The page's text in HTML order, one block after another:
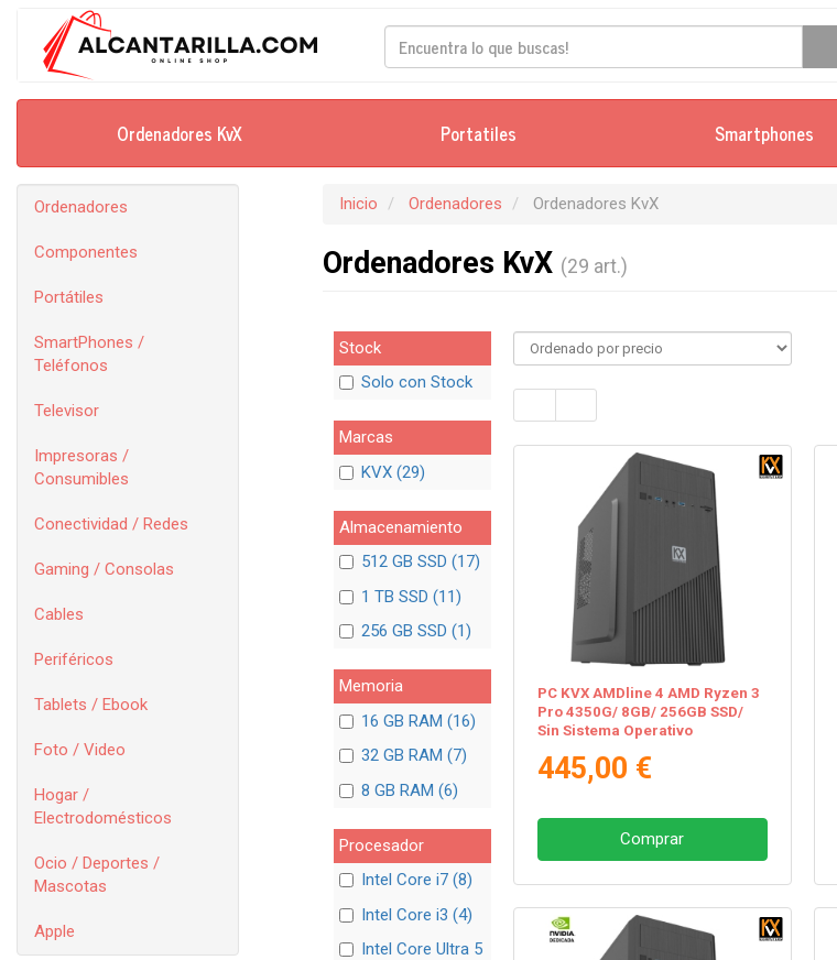
Ordenadores KvX Portatiles Smartphones
Ordenadores
Componentes
Portátiles
SmartPhones /
Teléfonos
Televisor
Impresoras /
Consumibles
Conectividad / Redes
Gaming / Consolas
Cables
Periféricos
Tablets / Ebook
Foto / Video
Hogar /
Electrodomésticos
Ocio / Deportes /
Mascotas
Apple
Inicio Ordenadores Ordenadores KvX
Ordenadores KvX (29 art.)
Stock
Solo con Stock
Marcas
KVX (29)
Almacenamiento
512 GB SSD (17)
1 TB SSD (11)
256 GB SSD (1)
Memoria
16 GB RAM (16)
32 GB RAM (7)
8 GB RAM (6)
Procesador
Intel Core i7 (8)
Intel Core i3 (4)
Intel Core Ultra 5
PC KVX AMDline 4 AMD Ryzen 3
Pro 4350G/ 8GB/ 256GB SSD/
Sin Sistema Operativo
445,00 €
Comprar